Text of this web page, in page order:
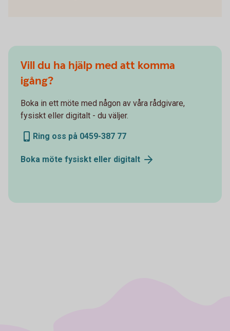
Vill du ha hjälp med att komma
igång?
Boka in ett möte med någon av våra rådgivare,
fysiskt eller digitalt - du väljer.
Ring oss på 0459-387 77
Boka möte fysiskt eller digitalt